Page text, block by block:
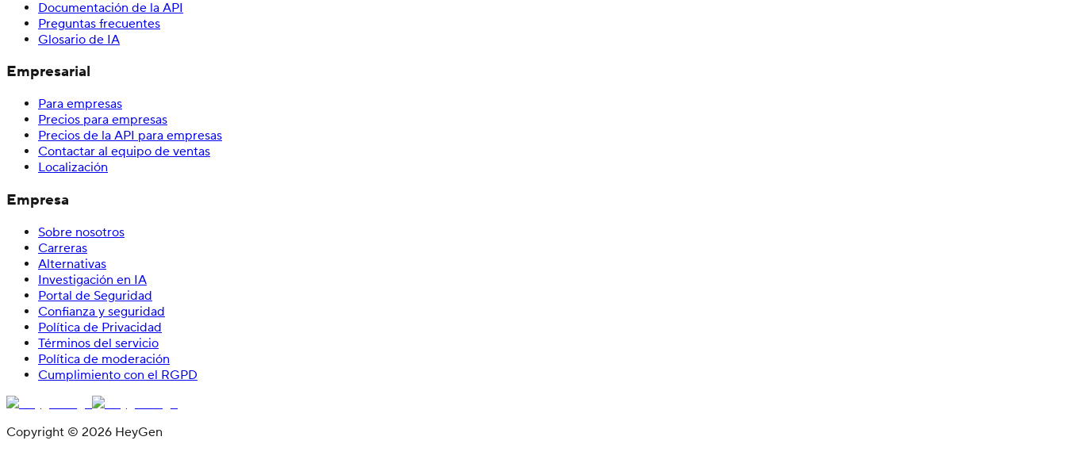
Documentación de la API
Preguntas frecuentes
Glosario de IA
Empresarial
Para empresas
Precios para empresas
Precios de la API para empresas
Contactar al equipo de ventas
Localización
Empresa
Sobre nosotros
Carreras
Alternativas
Investigación en IA
Portal de Seguridad
Confianza y seguridad
Política de Privacidad
Términos del servicio
Política de moderación
Cumplimiento con el RGPD
Copyright © 2026 HeyGen